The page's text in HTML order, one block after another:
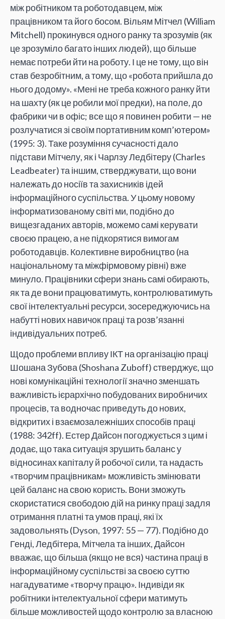
між робітником та роботодавцем, між
працівником та його босом. Вільям Мітчел (William
Mitchell) прокинувся одного ранку та зрозумів (як
це зрозуміло багато інших людей), що більше
немає потреби йти на роботу. І це не тому, що він
став безробітним, а тому, що «робота прийшла до
нього додому». «Мені не треба кожного ранку йти
на шахту (як це робили мої предки), на поле, до
фабрики чи в офіс; все що я повинен робити — не
розлучатися зі своїм портативним комп’ютером»
(1995: 3). Таке розуміння сучасності дало
підстави Мітчелу, як і Чарлзу Ледбітеру (Charles
Leadbeater) та іншим, стверджувати, що вони
належать до носіїв та захисників ідей
інформаційного суспільства. У цьому новому
інформатизованому світі ми, подібно до
вищезгаданих авторів, можемо самі керувати
своєю працею, а не підкорятися вимогам
роботодавців. Колективне виробництво (на
національному та міжфірмовому рівні) вже
минуло. Працівники сфери знань самі обирають,
як та де вони працюватимуть, контролюватимуть
свої інтелектуальні ресурси, зосереджуючись на
набутті нових навичок праці та розв’язанні
індивідуальних потреб.
Щодо проблеми впливу ІКТ на організацію праці
Шошана Зубова (Shoshana Zuboff) стверджує, що
нові комунікаційні технології значно зменшать
важливість ієрархічно побудованих виробничих
процесів, та водночас приведуть до нових,
відкритих і взаємозалежніших способів праці
(1988: 342ff). Естер Дайсон погоджується з цим і
додає, що така ситуація зрушить баланс у
відносинах капіталу й робочої сили, та надасть
«творчим працівникам» можливість змінювати
цей баланс на свою користь. Вони зможуть
скористатися свободою дій на ринку праці задля
отримання платні та умов праці, які їх
задовольнять (Dyson, 1997: 55 — 77). Подібно до
Генді, Ледбітера, Мітчела та інших, Дайсон
вважає, що більша (якщо не вся) частина праці в
інформаційному суспільстві за своєю суттю
нагадуватиме «творчу працю». Індивіди як
робітники інтелектуальної сфери матимуть
більше можливостей щодо контролю за власною